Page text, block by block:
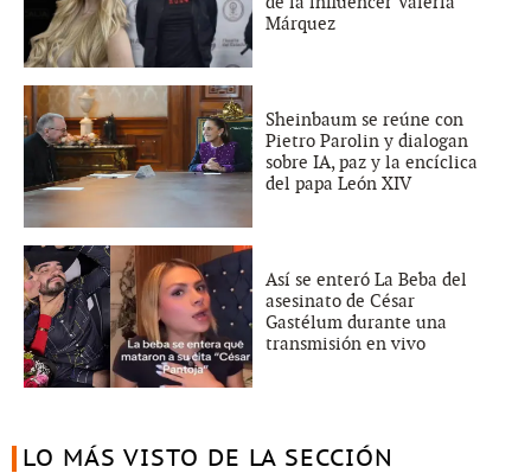
Márquez
Sheinbaum se reúne con
Pietro Parolin y dialogan
sobre IA, paz y la encíclica
del papa León XIV
Así se enteró La Beba del
asesinato de César
Gastélum durante una
transmisión en vivo
LO MÁS VISTO DE LA SECCIÓN